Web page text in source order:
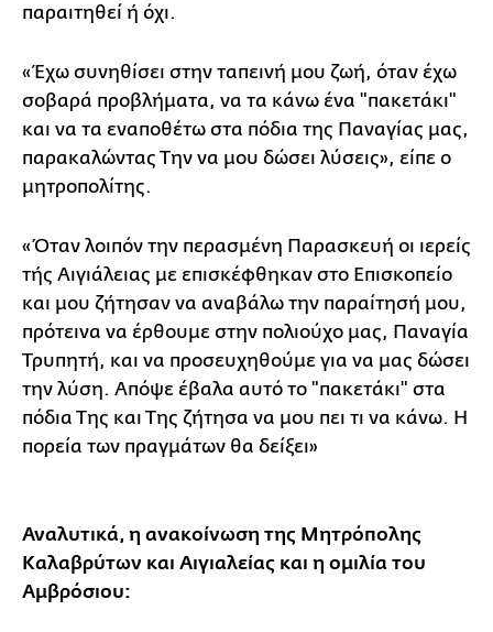
παραιτηθεί ή όχι.
«Έχω συνηθίσει στην ταπεινή μου ζωή, όταν έχω
σοβαρά προβλήματα, να τα κάνω ένα "πακετάκι"
και να τα εναποθέτω στα πόδια της Παναγίας μας,
παρακαλώντας Την να μου δώσει λύσεις», είπε ο
μητροπολίτης.
«Όταν λοιπόν την περασμένη Παρασκευή οι ιερείς
τής Αιγιάλειας με επισκέφθηκαν στο Επισκοπείο
και μου ζήτησαν να αναβάλω την παραίτησή μου,
πρότεινα να έρθουμε στην πολιούχο μας, Παναγία
Τρυπητή, και να προσευχηθούμε για να μας δώσει
την λύση. Απόψε έβαλα αυτό το "πακετάκι" στα
πόδια Της και Της ζήτησα να μου πει τι να κάνω. Η
πορεία των πραγμάτων θα δείξει»
Αναλυτικά, η ανακοίνωση της Μητρόπολης
Καλαβρύτων και Αιγιαλείας και η ομιλία του
Αμβρόσιου: